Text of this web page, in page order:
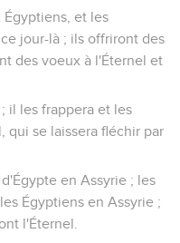
Égyptiens, et les
jour-là ; ils offriront des
des voeux à l'Éternel et
il les frappera et les
qui se laissera fléchir par
en Assyrie ; les
Égyptiens en Assyrie ;
l'Éternel.